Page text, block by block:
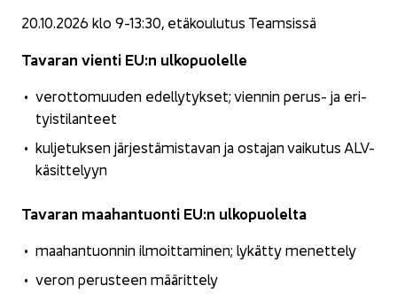
20.10.2026 klo 9-13:30, etä­kou­lu­tus Team­sis­sä
Ta­va­ran vien­ti EU:n ul­ko­puo­lel­le
ve­rot­to­muu­den edel­ly­tyk­set; vien­nin perus-​ ja eri­
tyis­ti­lan­teet
kul­je­tuk­sen jär­jes­tä­mis­ta­van ja os­ta­jan vai­ku­tus ALV-​
käsittelyyn
Ta­va­ran maa­han­tuon­ti EU:n ul­ko­puo­lel­ta
maa­han­tuon­nin il­moit­ta­mi­nen; ly­kät­ty me­net­te­ly
veron pe­rus­teen mää­rit­te­ly